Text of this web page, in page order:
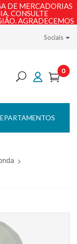
DE MERCADORIAS
CONSULTE
AGRADECEMOS
Sociais
0